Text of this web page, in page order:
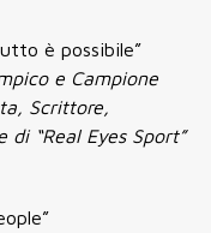
è possibile”
e Campione
Scrittore,
“Real Eyes Sport”